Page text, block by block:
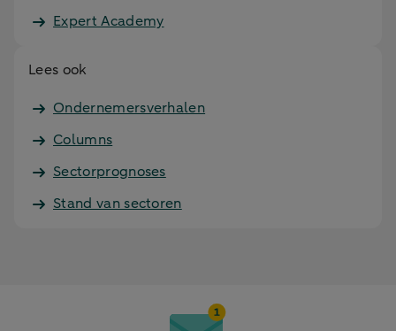
Expert Academy
Lees ook
Ondernemersverhalen
Columns
Sectorprognoses
Stand van sectoren